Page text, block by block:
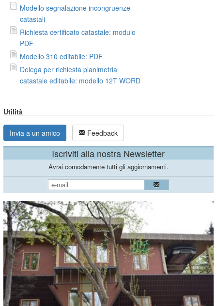
Modello segnalazione incongruenze
catastali
Richiesta certificato catastale: modulo
PDF
Modello 310 editabile: PDF
Delega per richiesta planimetria
catastale editabile: modello 12T WORD
Utilità
Invia a un amico Feedback
Iscriviti alla nostra Newsletter
Avrai comodamente tutti gli aggiornamenti.